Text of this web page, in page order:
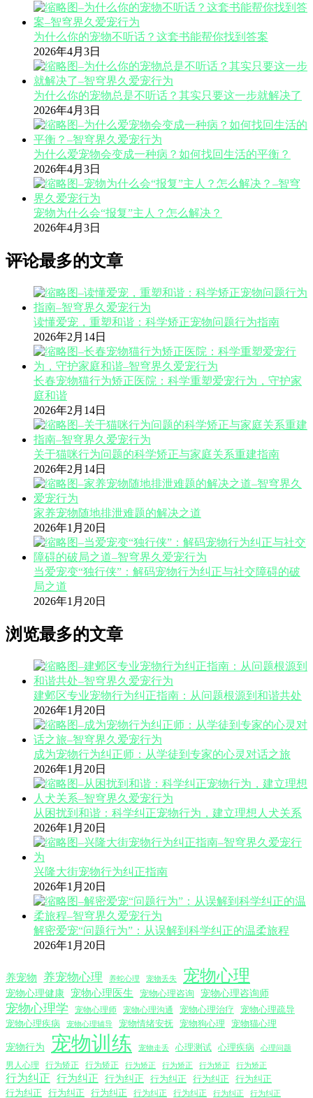
为什么你的宠物不听话？这套书能帮你找到答案
2026年4月3日
为什么你的宠物总是不听话？其实只要这一步就解决了
2026年4月3日
为什么爱宠物会变成一种病？如何找回生活的平衡？
2026年4月3日
宠物为什么会“报复”主人？怎么解决？
2026年4月3日
评论最多的文章
读懂爱宠，重塑和谐：科学矫正宠物问题行为指南
2026年2月14日
长春宠物猫行为矫正医院：科学重塑爱宠行为，守护家
庭和谐
2026年2月14日
关于猫咪行为问题的科学矫正与家庭关系重建指南
2026年2月14日
家养宠物随地排泄难题的解决之道
2026年1月20日
当爱宠变“独行侠”：解码宠物行为纠正与社交障碍的破
局之道
2026年1月20日
浏览最多的文章
建邺区专业宠物行为纠正指南：从问题根源到和谐共处
2026年1月20日
成为宠物行为纠正师：从学徒到专家的心灵对话之旅
2026年1月20日
从困扰到和谐：科学纠正宠物行为，建立理想人犬关系
2026年1月20日
兴隆大街宠物行为纠正指南
2026年1月20日
解密爱宠“问题行为”：从误解到科学纠正的温柔旅程
2026年1月20日
养宠物 养宠物心理 养蛇心理 宠物丢失 宠物心理
宠物心理健康 宠物心理医生 宠物心理咨询 宠物心理咨询师
宠物心理学 宠物心理师 宠物心理沟通 宠物心理治疗
宠物心理疏导
宠物心理疾病
宠物心理辅导 宠物情绪安抚 宠物狗心理 宠物猫心理
宠物行为 宠物训练 宠物走丢 心理测试 心理疾病 心理问题
男人心理 行为矫正 行为矫正 行为矫正 行为矫正 行为矫正 行为矫正
行为纠正 行为纠正 行为纠正 行为纠正 行为纠正
行为纠正
行为纠正
行为纠正 行为纠正 行为纠正 行为纠正 行为纠正 行为纠正